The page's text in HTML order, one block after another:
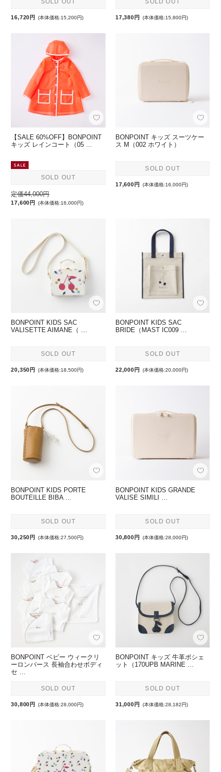
SOLD OUT
16,720円 (本体価格:15,200円)
SOLD OUT
17,380円 (本体価格:15,800円)
【SALE 60%OFF】BONPOINT
キッズ レインコート（05 …
SOLD OUT
定価44,000円
17,600円 (本体価格:16,000円)
BONPOINT キッズ スーツケー
ス M（002 ホワイト）
SOLD OUT
17,600円 (本体価格:16,000円)
BONPOINT KIDS SAC
VALISETTE AIMANE（ …
SOLD OUT
20,350円 (本体価格:18,500円)
BONPOINT KIDS SAC
BRIDE（MAST IC009 …
SOLD OUT
22,000円 (本体価格:20,000円)
BONPOINT KIDS PORTE
BOUTEILLE BIBA …
SOLD OUT
30,250円 (本体価格:27,500円)
BONPOINT KIDS GRANDE
VALISE SIMILI …
SOLD OUT
30,800円 (本体価格:28,000円)
BONPOINT ベビー ウィークリ
ーロンパース 長袖合わせボディ
セ …
SOLD OUT
30,800円 (本体価格:28,000円)
BONPOINT キッズ 牛革ポシェ
ット（170UPB MARINE …
SOLD OUT
31,000円 (本体価格:28,182円)